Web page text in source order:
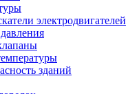
электродвигателей
зданий